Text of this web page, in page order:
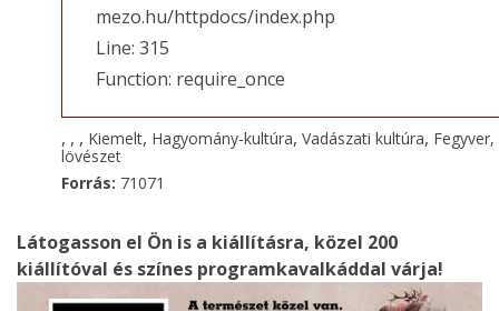
mezo.hu/httpdocs/index.php
Line: 315
Function: require_once
, , , Kiemelt, Hagyomány-kultúra, Vadászati kultúra, Fegyver,
lövészet
Forrás: 71071
Látogasson el Ön is a kiállításra, közel 200
kiállítóval és színes programkavalkáddal várja!